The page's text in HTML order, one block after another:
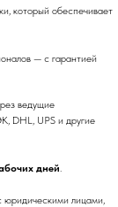
который обеспечивает
— с гарантией
ведущие
DHL, UPS и другие
дней.
лицами,